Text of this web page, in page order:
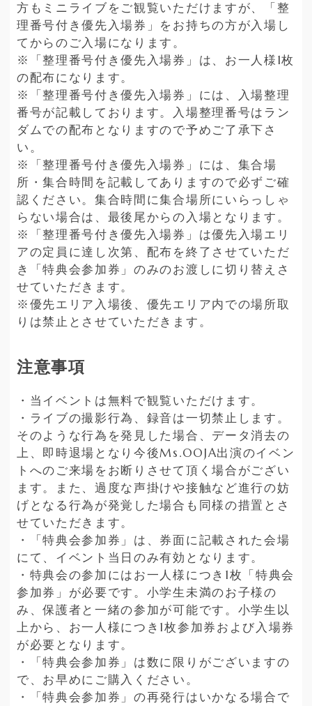
方もミニライブをご観覧いただけますが、「整
理番号付き優先入場券」をお持ちの方が入場し
てからのご入場になります。
※「整理番号付き優先入場券」は、お一人様1枚
の配布になります。
※「整理番号付き優先入場券」には、入場整理
番号が記載しております。入場整理番号はラン
ダムでの配布となりますので予めご了承下さ
い。
※「整理番号付き優先入場券」には、集合場
所・集合時間を記載してありますので必ずご確
認ください。集合時間に集合場所にいらっしゃ
らない場合は、最後尾からの入場となります。
※「整理番号付き優先入場券」は優先入場エリ
アの定員に達し次第、配布を終了させていただ
き「特典会参加券」のみのお渡しに切り替えさ
せていただきます。
※優先エリア入場後、優先エリア内での場所取
りは禁止とさせていただきます。
注意事項
・当イベントは無料で観覧いただけます。
・ライブの撮影行為、録音は一切禁止します。
そのような行為を発見した場合、データ消去の
上、即時退場となり今後Ms.OOJA出演のイベン
トへのご来場をお断りさせて頂く場合がござい
ます。また、過度な声掛けや接触など進行の妨
げとなる行為が発覚した場合も同様の措置とさ
せていただきます。
・「特典会参加券」は、券面に記載された会場
にて、イベント当日のみ有効となります。
・特典会の参加にはお一人様につき1枚「特典会
参加券」が必要です。小学生未満のお子様の
み、保護者と一緒の参加が可能です。小学生以
上から、お一人様につき1枚参加券および入場券
が必要となります。
・「特典会参加券」は数に限りがございますの
で、お早めにご購入ください。
・「特典会参加券」の再発行はいかなる場合で